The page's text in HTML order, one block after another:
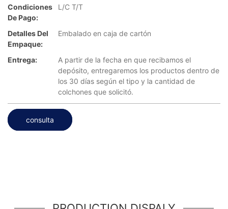
Condiciones
De Pago:
L/C T/T
Detalles Del
Empaque:
Embalado en caja de cartón
Entrega:
A partir de la fecha en que recibamos el
depósito, entregaremos los productos dentro de
los 30 días según el tipo y la cantidad de
colchones que solicitó.
consulta